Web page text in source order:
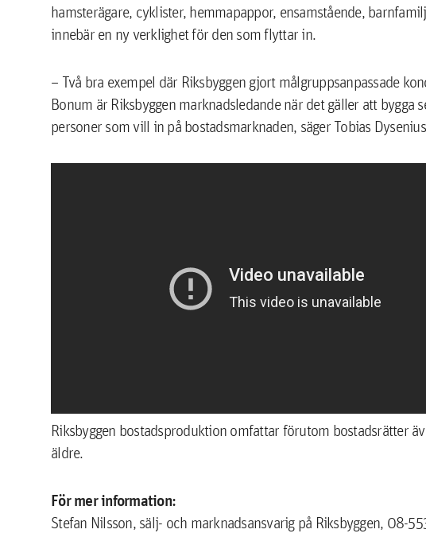
hamsterägare, cyklister, hemmapappor, ensamstående,
innebär en ny verklighet för den som flyttar in.
– Två bra exempel där Riksbyggen gjort målgruppsanpassade
Bonum är Riksbyggen marknadsledande när det gäller att bygga
personer som vill in på bostadsmarknaden, säger Tobias
Riksbyggen bostadsproduktion omfattar förutom bostadsrätter
äldre.
För mer information:
Stefan Nilsson, sälj- och marknadsansvarig på Riksbyggen, 08-